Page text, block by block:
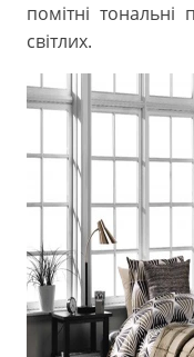
помітні
світлих.